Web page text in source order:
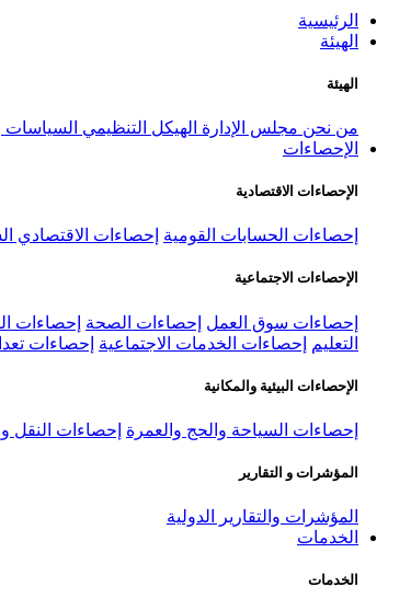
الرئيسية
الهيئة
الهيئة
من نحن مجلس الإدارة الهيكل التنظيمي السياسات
الإحصاءات
الإحصاءات الاقتصادية
إحصاءات الحسابات القومية إحصاءات الاقتصادي
الإحصاءات الاجتماعية
إحصاءات سوق العمل إحصاءات الصحة إحصاءات
التعليم
إحصاءات الخدمات الاجتماعية إحصاءات تعداد
الإحصاءات البيئية والمكانية
إحصاءات السياحة والحج والعمرة إحصاءات النقل
المؤشرات و التقارير
المؤشرات والتقارير الدولية
الخدمات
الخدمات